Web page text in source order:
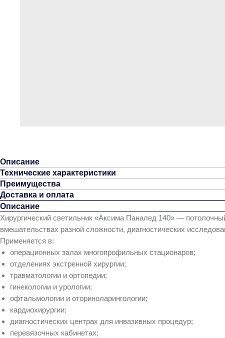
Описание
Технические характеристики
Преимущества
Доставка и оплата
Описание
Хирургический светильник «Аксима Паналед 140» —
вмешательствах разной сложности, диагностических
Применяется в:
операционных залах многопрофильных стационаров;
отделениях экстренной хирургии;
травматологии и ортопедии;
гинекологии и урологии;
офтальмологии и оториноларингологии;
кардиохирургии;
диагностических центрах для инвазивных процедур;
перевязочных кабинетах;